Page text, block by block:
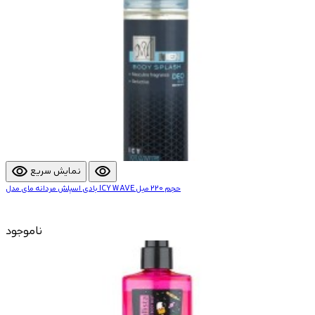
visibility نمایش سریع visibility
بادی اسپلش مردانه مای مدل ICY WAVE حجم 220 میل
ناموجود